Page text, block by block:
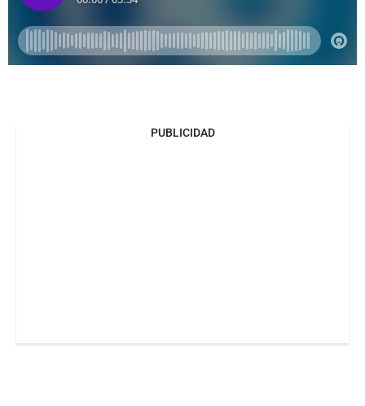
PUBLICIDAD